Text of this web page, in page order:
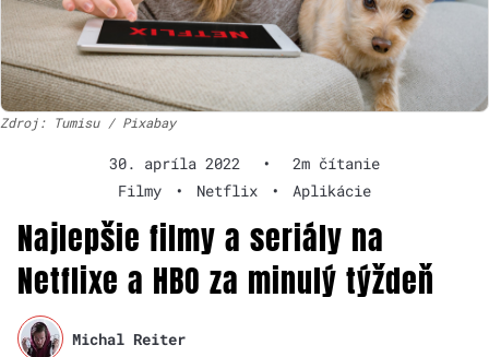
Zdroj: Tumisu / Pixabay
30. apríla 2022 •
2m čítanie
Filmy
• Netflix • Aplikácie
Najlepšie filmy a seriály na
Netflixe a HBO za minulý týždeň
Michal Reiter